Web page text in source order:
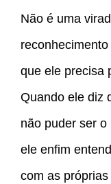
Não é uma
que ele precisa
Quando ele diz
não puder ser
ele enfim
com as